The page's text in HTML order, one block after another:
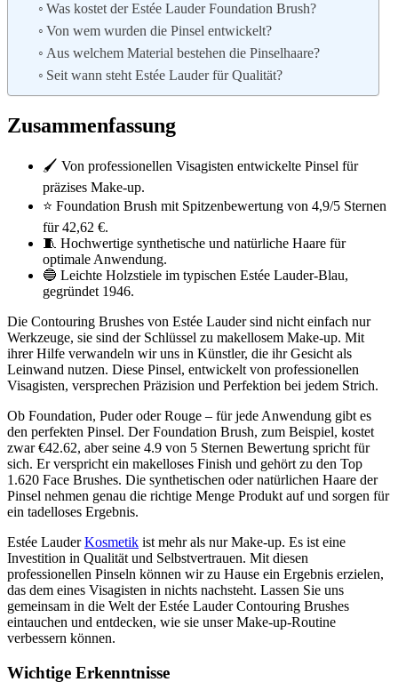
Was kostet der Estée Lauder Foundation Brush?
Von wem wurden die Pinsel entwickelt?
Aus welchem Material bestehen die Pinselhaare?
Seit wann steht Estée Lauder für Qualität?
Zusammenfassung
🖌️ Von professionellen Visagisten entwickelte Pinsel für
präzises Make-up.
⭐ Foundation Brush mit Spitzenbewertung von 4,9/5 Sternen
für 42,62 €.
🧵 Hochwertige synthetische und natürliche Haare für
optimale Anwendung.
🔵 Leichte Holzstiele im typischen Estée Lauder-Blau,
gegründet 1946.
Die Contouring Brushes von Estée Lauder sind nicht einfach nur
Werkzeuge, sie sind der Schlüssel zu makellosem Make-up. Mit
ihrer Hilfe verwandeln wir uns in Künstler, die ihr Gesicht als
Leinwand nutzen. Diese Pinsel, entwickelt von professionellen
Visagisten, versprechen Präzision und Perfektion bei jedem Strich.
Ob Foundation, Puder oder Rouge – für jede Anwendung gibt es
den perfekten Pinsel. Der Foundation Brush, zum Beispiel, kostet
zwar €42.62, aber seine 4.9 von 5 Sternen Bewertung spricht für
sich. Er verspricht ein makelloses Finish und gehört zu den Top
1.620 Face Brushes. Die synthetischen oder natürlichen Haare der
Pinsel nehmen genau die richtige Menge Produkt auf und sorgen für
ein tadelloses Ergebnis.
Estée LauderKosmetik ist mehr als nur Make-up. Es ist eine
Investition in Qualität und Selbstvertrauen. Mit diesen
professionellen Pinseln können wir zu Hause ein Ergebnis erzielen,
das dem eines Visagisten in nichts nachsteht. Lassen Sie uns
gemeinsam in die Welt der Estée Lauder Contouring Brushes
eintauchen und entdecken, wie sie unser Make-up-Routine
verbessern können.
Wichtige Erkenntnisse